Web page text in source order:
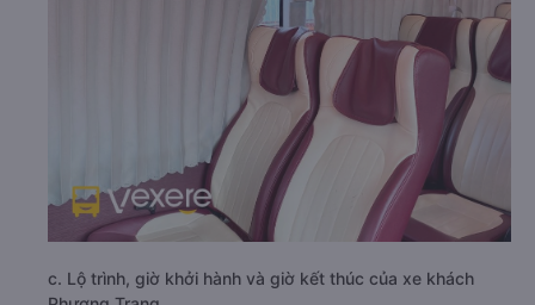
c. Lộ trình, giờ khởi hành và giờ kết thúc của xe khách